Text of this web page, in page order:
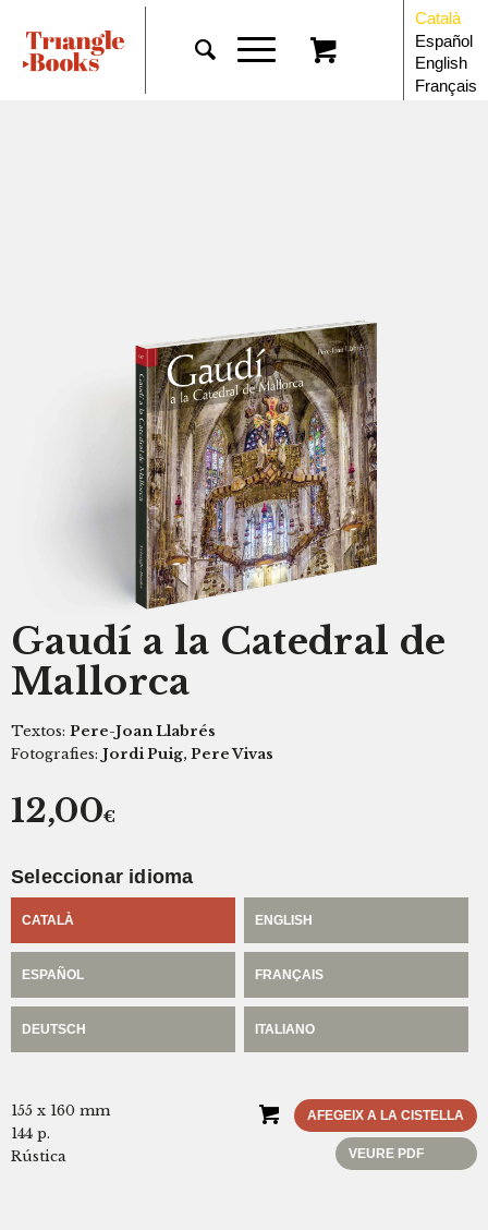
Català
Español
English
Français
Gaudí a la Catedral de
Mallorca
Textos: Pere-Joan Llabrés
Fotografies: Jordi Puig, Pere Vivas
12,00€
Seleccionar idioma
CATALÀ ENGLISH
ESPAÑOL FRANÇAIS
DEUTSCH ITALIANO
155 x 160 mm
144 p.
Rústica
AFEGEIX A LA CISTELLA
VEURE PDF